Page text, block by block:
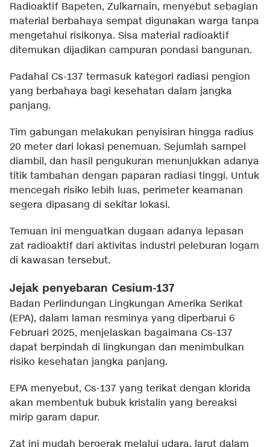
Radioaktif Bapeten, Zulkarnain, menyebut sebagian
material berbahaya sempat digunakan warga tanpa
mengetahui risikonya. Sisa material radioaktif
ditemukan dijadikan campuran pondasi bangunan.
Padahal Cs-137 termasuk kategori radiasi pengion
yang berbahaya bagi kesehatan dalam jangka
panjang.
Tim gabungan melakukan penyisiran hingga radius
20 meter dari lokasi penemuan. Sejumlah sampel
diambil, dan hasil pengukuran menunjukkan adanya
titik tambahan dengan paparan radiasi tinggi. Untuk
mencegah risiko lebih luas, perimeter keamanan
segera dipasang di sekitar lokasi.
Temuan ini menguatkan dugaan adanya lepasan
zat radioaktif dari aktivitas industri peleburan logam
di kawasan tersebut.
Jejak penyebaran Cesium-137
Badan Perlindungan Lingkungan Amerika Serikat
(EPA), dalam laman resminya yang diperbarui 6
Februari 2025, menjelaskan bagaimana Cs-137
dapat berpindah di lingkungan dan menimbulkan
risiko kesehatan jangka panjang.
EPA menyebut, Cs-137 yang terikat dengan klorida
akan membentuk bubuk kristalin yang bereaksi
mirip garam dapur.